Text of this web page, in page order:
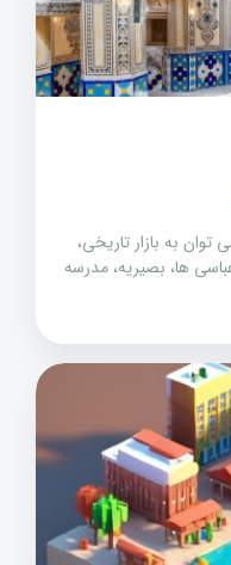
به بازار تاریخی،
ها، بصیریه، مدرسه